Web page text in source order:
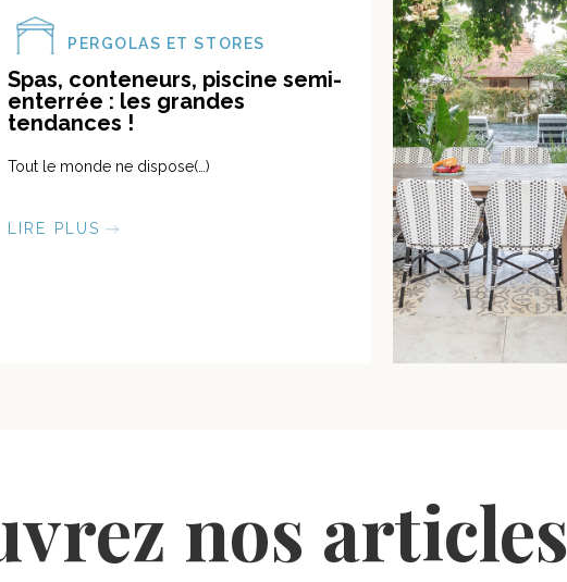
PERGOLAS ET STORES
Spas, conteneurs, piscine semi-
enterrée : les grandes
tendances !
Tout le monde ne dispose(…)
LIRE PLUS
nos articles